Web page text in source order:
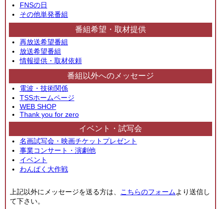
FNSの日
その他単発番組
番組希望・取材提供
再放送希望番組
放送希望番組
情報提供・取材依頼
番組以外へのメッセージ
電波・技術関係
TSSホームページ
WEB SHOP
Thank you for zero
イベント・試写会
名画試写会・映画チケットプレゼント
事業コンサート・演劇他
イベント
わんぱく大作戦
上記以外にメッセージを送る方は、 こちらのフォームより送信し
て下さい。